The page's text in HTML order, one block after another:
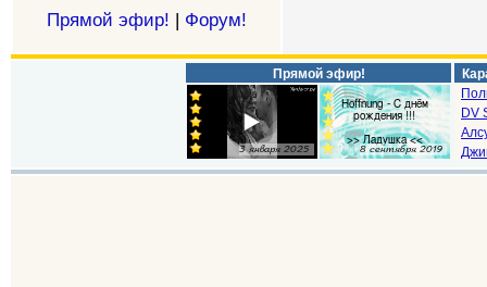
Прямой эфир! | Форум!
Прямой эфир!
DV